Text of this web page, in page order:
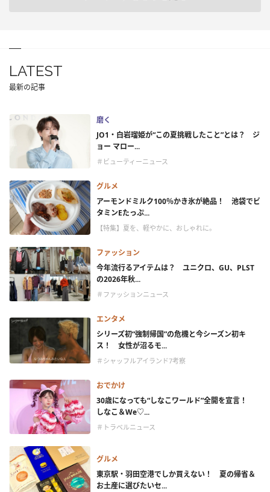
LATEST
最新の記事
磨く
JO1・白岩瑠姫が“この夏挑戦したこと”とは？ ジ
ョー マロー...
＃ビューティーニュース
グルメ
アーモンドミルク100％かき氷が絶品！ 池袋でビ
タミンEたっぷ...
【特集】夏を、軽やかに、おしゃれに。
ファッション
今年流行るアイテムは？ ユニクロ、GU、PLST
の2026年秋...
＃ファッションニュース
エンタメ
シリーズ初“強制帰国”の危機と今シーズン初キ
ス！ 女性が沼るモ...
＃シャッフルアイランド7考察
おでかけ
30歳になっても“しなこワールド”全開を宣言！
しなこ＆We♡...
＃トラベルニュース
グルメ
東京駅・羽田空港でしか買えない！ 夏の帰省＆
お土産に選びたいセ...